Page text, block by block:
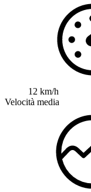
12 km/h
Velocità media